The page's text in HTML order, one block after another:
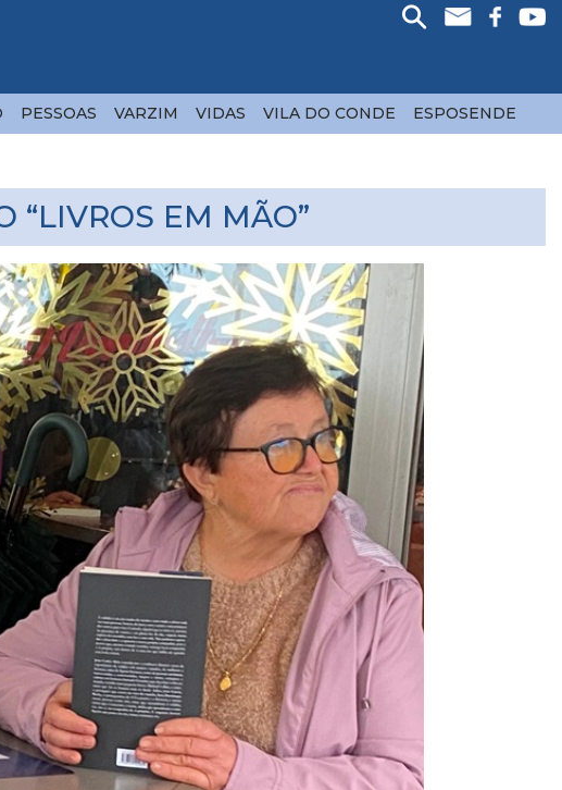
PESSOAS VARZIM VIDAS VILA DO CONDE ESPOSENDE
“LIVROS EM MÃO”